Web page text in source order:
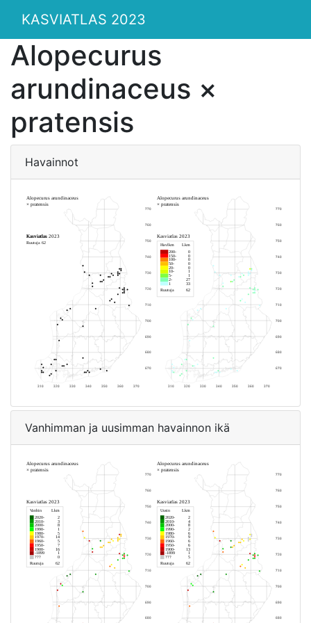
KASVIATLAS 2023
Alopecurus
arundinaceus ×
pratensis
Havainnot
Vanhimman ja uusimman havainnon ikä